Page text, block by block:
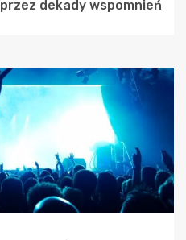
przez dekady wspomnień